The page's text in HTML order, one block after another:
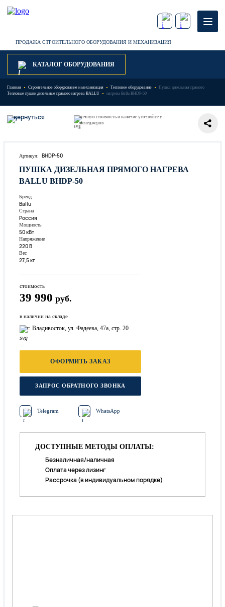
ПРОДАЖА СТРОИТЕЛЬНОГО ОБОРУДОВАНИЯ И МЕХАНИЗАЦИЯ
КАТАЛОГ ОБОРУДОВАНИЯ
Главная Строительное оборудование и механизация
Тепловое оборудование
Тепловые пушки дизельные прямого нагрева BALLU
Пушка дизельная прямого
нагрева Ballu BHDP-50
вернуться
точную стоимость и наличие уточняйте у
менеджеров
Артикул: BHDP-50
ПУШКА ДИЗЕЛЬНАЯ ПРЯМОГО НАГРЕВА
BALLU BHDP-50
Бренд
Ballu
Страна
Россия
Мощность
50 кВт
Напряжение
220 В
Вес
27,5 кг
стоимость
39 990 руб.
в наличии на складе
г. Владивосток, ул. Фадеева, 47а, стр. 20
ОФОРМИТЬ ЗАКАЗ
ЗАПРОС ОБРАТНОГО ЗВОНКА
Telegram WhatsApp
ДОСТУПНЫЕ МЕТОДЫ ОПЛАТЫ:
Безналичная/наличная
Оплата через лизинг
Рассрочка (в индивидуальном порядке)